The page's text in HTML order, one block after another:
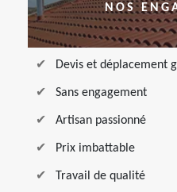
NOS
Devis et déplacement
Sans engagement
Artisan passionné
Prix imbattable
Travail de qualité